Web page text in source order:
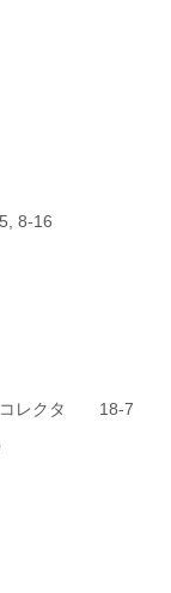
8-16
コレクタ 18-7